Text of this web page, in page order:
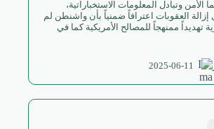
الأمن وتبادل المعلومات الاستخباراتية،
العقوبات اعترافاً ضمنياً بأن واشنطن لم
تهديداً ممنهجاً للمصالح الأمريكية كما في
2025-06-11